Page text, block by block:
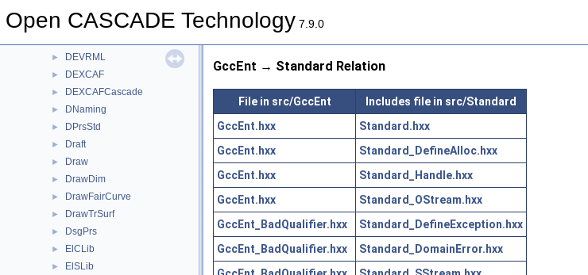
Open CASCADE Technology 7.9.0
► DESTEP
► DEVRML
► DEXCAF
► DEXCAFCascade
► DNaming
► DPrsStd
► Draft
► Draw
► DrawDim
► DrawFairCurve
► DrawTrSurf
► DsgPrs
► ElCLib
► ElSLib
GccEnt → Standard Relation
File in src/GccEnt
Includes file in src/Standard
GccEnt.hxx
Standard.hxx
GccEnt.hxx
Standard_DefineAlloc.hxx
GccEnt.hxx
Standard_Handle.hxx
GccEnt.hxx
Standard_OStream.hxx
GccEnt_BadQualifier.hxx
Standard_DefineException.hxx
GccEnt_BadQualifier.hxx
Standard_DomainError.hxx